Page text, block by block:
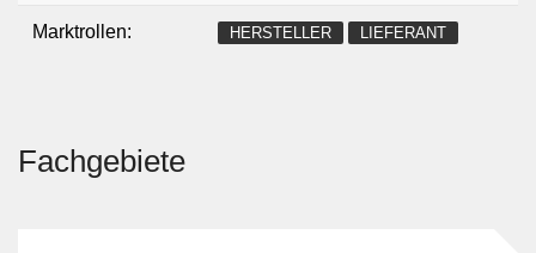
Die BIAX-Maschinen GmbH steht für höchste Qualität,
langlebige Geräte mit bedienerfreundlichem Design.
Marktrollen: HERSTELLER LIEFERANT
Fachgebiete